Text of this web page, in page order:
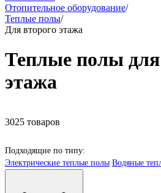
Отопительное оборудование/
Теплые полы/
Для второго этажа
Теплые полы для
этажа
3025 товаров
Подходящие по типу:
Электрические теплые полы Водяные